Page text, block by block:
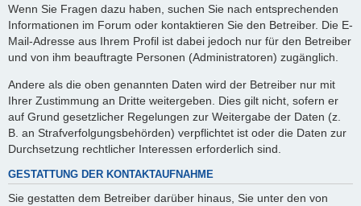
Wenn Sie Fragen dazu haben, suchen Sie nach entsprechenden
Informationen im Forum oder kontaktieren Sie den Betreiber. Die E-
Mail-Adresse aus Ihrem Profil ist dabei jedoch nur für den Betreiber
und von ihm beauftragte Personen (Administratoren) zugänglich.
Andere als die oben genannten Daten wird der Betreiber nur mit
Ihrer Zustimmung an Dritte weitergeben. Dies gilt nicht, sofern er
auf Grund gesetzlicher Regelungen zur Weitergabe der Daten (z.
B. an Strafverfolgungsbehörden) verpflichtet ist oder die Daten zur
Durchsetzung rechtlicher Interessen erforderlich sind.
GESTATTUNG DER KONTAKTAUFNAHME
Sie gestatten dem Betreiber darüber hinaus, Sie unter den von